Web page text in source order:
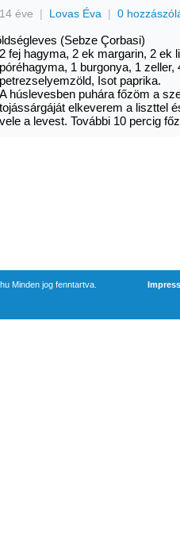
14 éve | Lovas Éva | 0
(Sebze Çorbasi)
2 fej hagyma, 2 ek margarin, 2 ek
póréhagyma, 1 burgonya, 1
petrezselyemzöld, Isot paprika.
A húslevesben puhára főzöm a
tojássárgáját elkeverem a liszttel
vele a levest. További 10 percig
Minden jog fenntartva.